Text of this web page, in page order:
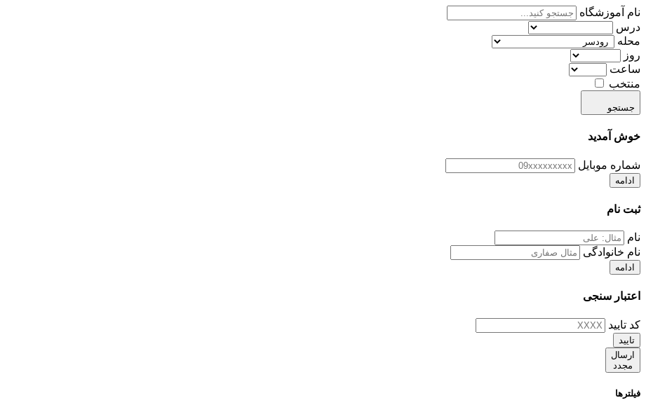
نام آموزشگاه
درس
محله
روز
ساعت
منتخب
جستجو
خوش آمدید
شماره موبایل
ادامه
ثبت نام
نام
نام خانوادگی
ادامه
اعتبار سنجی
کد تایید
تایید
ارسال
مجدد
فیلترها